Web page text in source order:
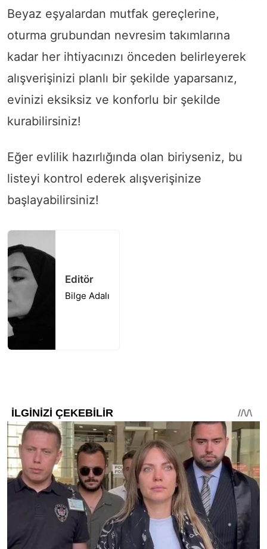
Beyaz eşyalardan mutfak gereçlerine,
oturma grubundan nevresim takımlarına
kadar her ihtiyacınızı önceden belirleyerek
alışverişinizi planlı bir şekilde yaparsanız,
evinizi eksiksiz ve konforlu bir şekilde
kurabilirsiniz!
Eğer evlilik hazırlığında olan biriyseniz, bu
listeyi kontrol ederek alışverişinize
başlayabilirsiniz!
Editör
Bilge Adalı